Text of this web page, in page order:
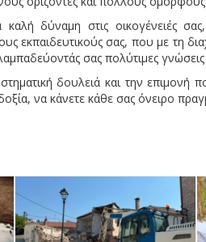
δύναμη στις οικογένειές
εκπαιδευτικούς σας, που με τη
σας πολύτιμες γνώσεις
δουλειά και την επιμονή
να κάνετε κάθε σας όνειρο